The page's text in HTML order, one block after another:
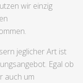
wir einzig
jeglicher Art ist
Egal ob
auch um